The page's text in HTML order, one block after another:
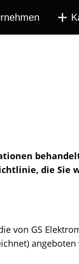
die Sie
von GS